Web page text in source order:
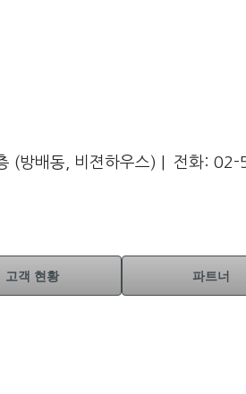
(방배동, 비젼하우스) | 전화:
고객 현황 파트너